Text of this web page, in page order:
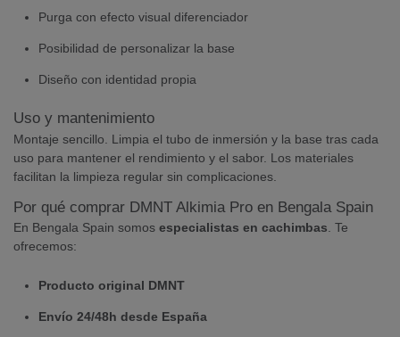
Purga con efecto visual diferenciador
Posibilidad de personalizar la base
Diseño con identidad propia
Uso y mantenimiento
Montaje sencillo. Limpia el tubo de inmersión y la base tras cada
uso para mantener el rendimiento y el sabor. Los materiales
facilitan la limpieza regular sin complicaciones.
Por qué comprar DMNT Alkimia Pro en Bengala Spain
En Bengala Spain somos especialistas en cachimbas. Te
ofrecemos:
Producto original DMNT
Envío 24/48h desde España